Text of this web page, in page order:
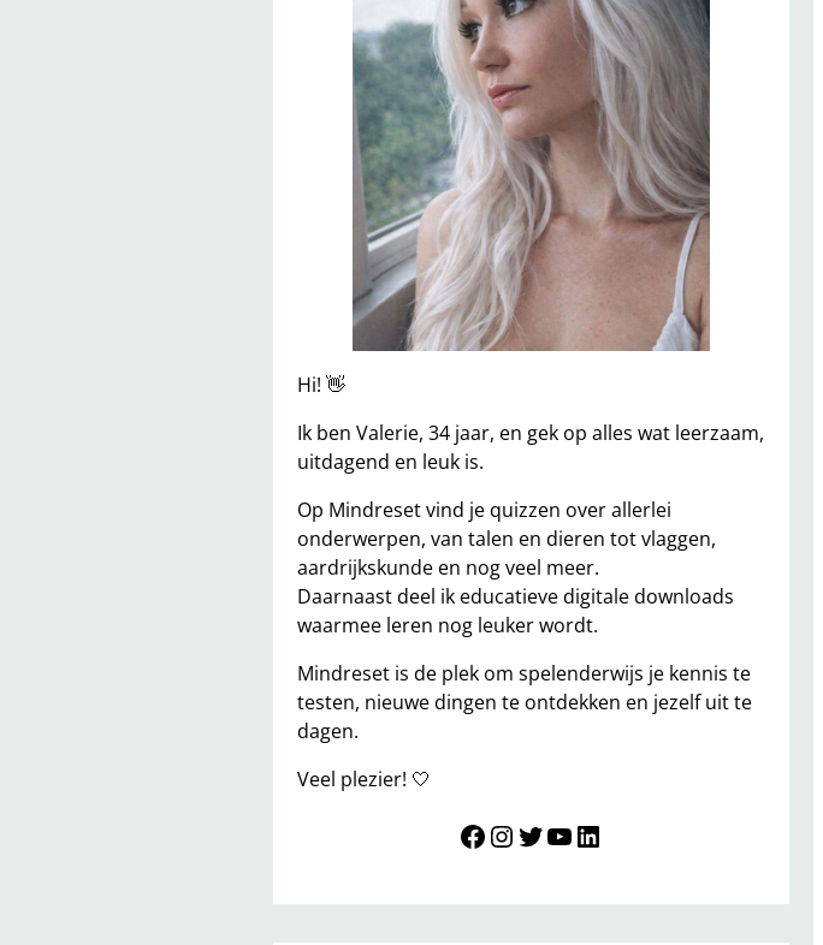
Hi! 👋
Ik ben Valerie, 34 jaar, en gek op alles wat leerzaam,
uitdagend en leuk is.
Op Mindreset vind je quizzen over allerlei
onderwerpen, van talen en dieren tot vlaggen,
aardrijkskunde en nog veel meer.
Daarnaast deel ik educatieve digitale downloads
waarmee leren nog leuker wordt.
Mindreset is de plek om spelenderwijs je kennis te
testen, nieuwe dingen te ontdekken en jezelf uit te
dagen.
Veel plezier! 🤍
Mindreset InstagramTwitter YouTube LinkedIn